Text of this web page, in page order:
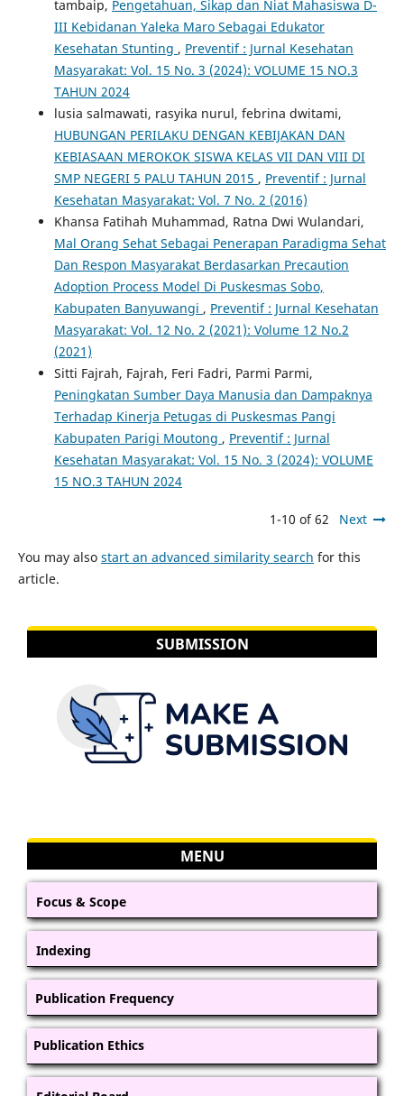
tambaip, Pengetahuan, Sikap dan Niat Mahasiswa D-
III Kebidanan Yaleka Maro Sebagai Edukator
Kesehatan Stunting , Preventif : Jurnal Kesehatan
Masyarakat: Vol. 15 No. 3 (2024): VOLUME 15 NO.3
TAHUN 2024
lusia salmawati, rasyika nurul, febrina dwitami,
HUBUNGAN PERILAKU DENGAN KEBIJAKAN DAN
KEBIASAAN MEROKOK SISWA KELAS VII DAN VIII DI
SMP NEGERI 5 PALU TAHUN 2015 , Preventif : Jurnal
Kesehatan Masyarakat: Vol. 7 No. 2 (2016)
Khansa Fatihah Muhammad, Ratna Dwi Wulandari,
Mal Orang Sehat Sebagai Penerapan Paradigma Sehat
Dan Respon Masyarakat Berdasarkan Precaution
Adoption Process Model Di Puskesmas Sobo,
Kabupaten Banyuwangi , Preventif : Jurnal Kesehatan
Masyarakat: Vol. 12 No. 2 (2021): Volume 12 No.2
(2021)
Sitti Fajrah, Fajrah, Feri Fadri, Parmi Parmi,
Peningkatan Sumber Daya Manusia dan Dampaknya
Terhadap Kinerja Petugas di Puskesmas Pangi
Kabupaten Parigi Moutong , Preventif : Jurnal
Kesehatan Masyarakat: Vol. 15 No. 3 (2024): VOLUME
15 NO.3 TAHUN 2024
1-10 of 62 Next
You may also start an advanced similarity search for this
article.
SUBMISSION
MENU
Focus & Scope
Indexing
Publication Frequency
Publication Ethics